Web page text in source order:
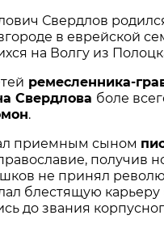
Свердлов
в еврейской
на Волгу из
ремесленника-
Свердлова боле
.
приемным сыном
получив
не принял
блестящую
до звания